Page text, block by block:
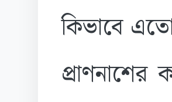
কিভাবে
প্রাণনাশের